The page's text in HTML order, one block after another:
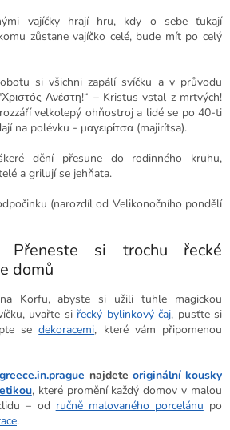
vajíčky hrají hru, kdy o sebe ťukají
zůstane vajíčko celé, bude mít po celý
si všichni zapálí svíčku a v průvodu
Ανέστη!“ – Kristus vstal z mrtvých!
velkolepý ohňostroj a lidé se po 40-ti
na polévku - μαγειρίτσα (majirítsa).
dění přesune do rodinného kruhu,
a grilují se jehňata.
(narozdíl od Velikonočního pondělí
si trochu řecké
domů
Korfu, abyste si užili tuhle magickou
uvařte si řecký bylinkový čaj, pusťte si
sedekoracemi, které vám připomenou
najdete originální kousky
, které promění každý domov v malou
– od ručně malovaného porcelánu po
.